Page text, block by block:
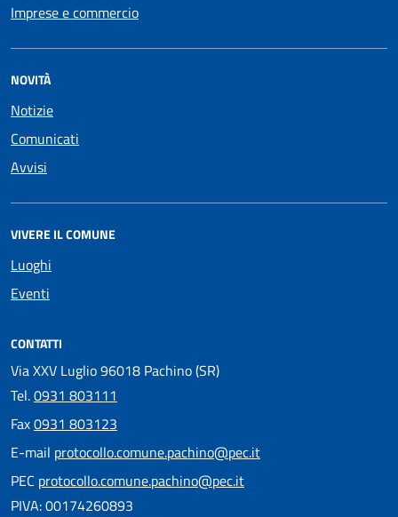
Imprese e commercio
NOVITÀ
Notizie
Comunicati
Avvisi
VIVERE IL COMUNE
Luoghi
Eventi
CONTATTI
Via XXV Luglio 96018 Pachino (SR)
Tel.0931 803111
Fax0931 803123
E-mail protocollo.comune.pachino@pec.it
PEC protocollo.comune.pachino@pec.it
PIVA: 00174260893